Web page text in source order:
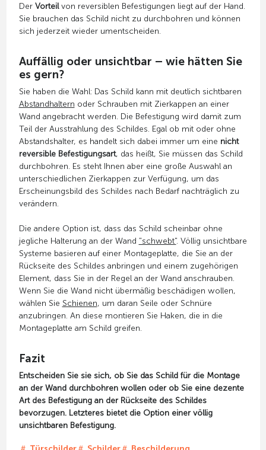
Der Vorteilvon reversiblen Befestigungen liegt auf der Hand.
Sie brauchen das Schild nicht zu durchbohren und können
sich jederzeit wieder umentscheiden.
Auffällig oder unsichtbar – wie hätten Sie
es gern?
Sie haben die Wahl: Das Schild kann mit deutlich sichtbaren
Abstandhaltern oder Schrauben mit Zierkappen an einer
Wand angebracht werden. Die Befestigung wird damit zum
Teil der Ausstrahlung des Schildes. Egal ob mit oder ohne
Abstandshalter, es handelt sich dabei immer um eine nicht
reversible Befestigungsart, das heißt, Sie müssen das Schild
durchbohren. Es steht Ihnen aber eine große Auswahl an
unterschiedlichen Zierkappen zur Verfügung, um das
Erscheinungsbild des Schildes nach Bedarf nachträglich zu
verändern.
Die andere Option ist, dass das Schild scheinbar ohne
jegliche Halterung an der Wand "schwebt". Völlig unsichtbare
Systeme basieren auf einer Montageplatte, die Sie an der
Rückseite des Schildes anbringen und einem zugehörigen
Element, dass Sie in der Regel an der Wand anschrauben.
Wenn Sie die Wand nicht übermäßig beschädigen wollen,
wählen Sie Schienen, um daran Seile oder Schnüre
anzubringen. An diese montieren Sie Haken, die in die
Montageplatte am Schild greifen.
Fazit
Entscheiden Sie sie sich, ob Sie das Schild für die Montage
an der Wand durchbohren wollen oder ob Sie eine dezente
Art des Befestigung an der Rückseite des Schildes
bevorzugen. Letzteres bietet die Option einer völlig
unsichtbaren Befestigung.